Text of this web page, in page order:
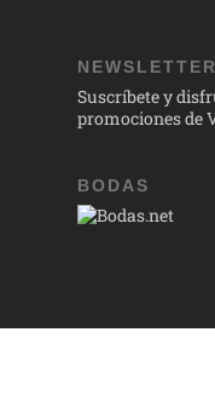
NEWSLETTER
Suscríbete y
promociones de
BODAS